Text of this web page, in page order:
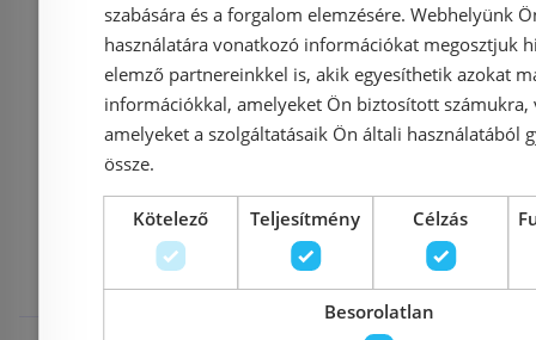
Kosárba
Mások
megnézték
szabására és a forgalom elemzésére. Webhelyünk
használatára vonatkozó információkat megosztjuk
elemző partnereinkkel is, akik egyesíthetik azokat
információkkal, amelyeket Ön biztosított számukra,
amelyeket a szolgáltatásaik Ön általi használatából
össze.
Kötelező Teljesítmény Célzás
Besorolatlan